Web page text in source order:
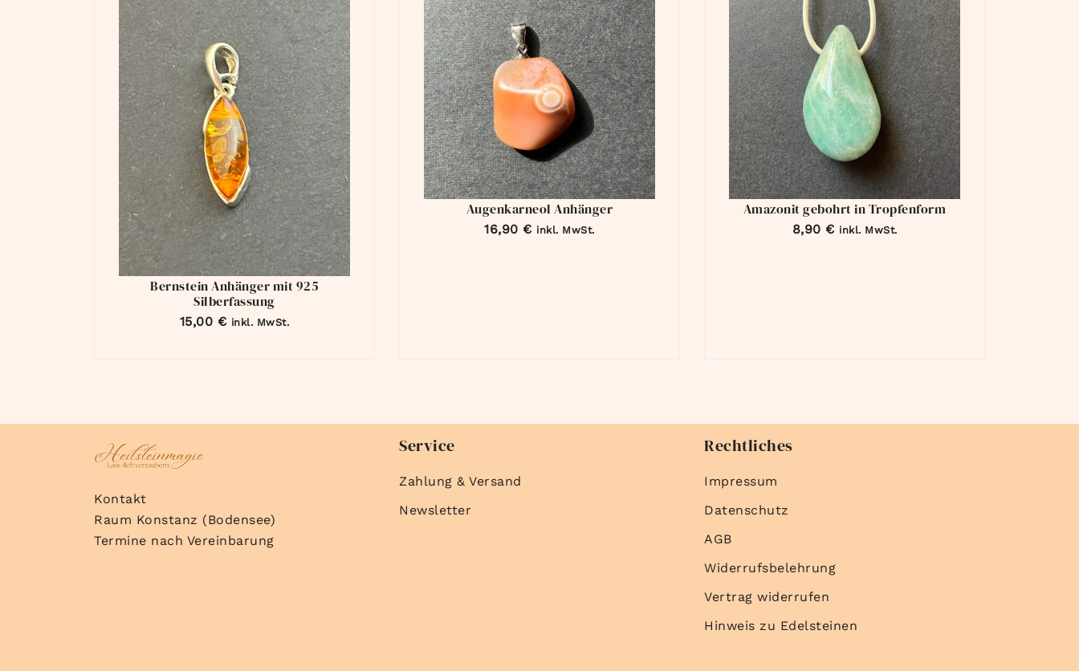
Bernstein Anhänger mit 925
Silberfassung
15,00 € inkl. MwSt.
Augenkarneol Anhänger
16,90 € inkl. MwSt.
Amazonit gebohrt in Tropfenform
8,90 € inkl. MwSt.
Kontakt
Raum Konstanz (Bodensee)
Termine nach Vereinbarung
Service
Zahlung & Versand
Newsletter
Rechtliches
Impressum
Datenschutz
AGB
Widerrufsbelehrung
Vertrag widerrufen
Hinweis zu Edelsteinen